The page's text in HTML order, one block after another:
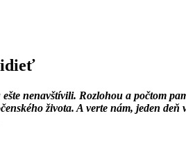
nenavštívili. Rozlohou a počtom
života. A verte nám, jeden